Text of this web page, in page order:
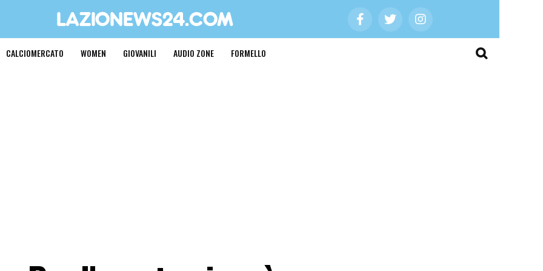
CALCIOMERCATO WOMEN GIOVANILI AUDIO ZONE FORMELLO